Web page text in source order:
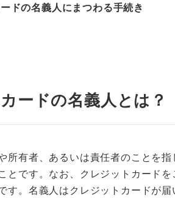
ドの名義人にまつわる手続き
ードの名義人とは？
所有者、あるいは責任者のことを
とです。なお、クレジットカード
す。名義人はクレジットカードが